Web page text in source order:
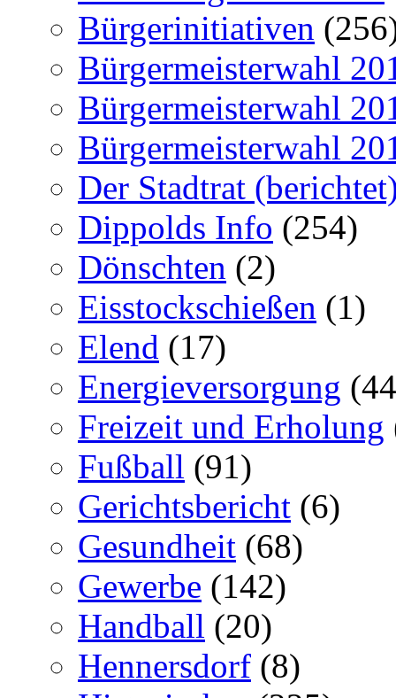
Bürgerinitiativen
Bürgermeisterwahl
Bürgermeisterwahl
Bürgermeisterwahl
Der Stadtrat
Dippolds Info (254)
Dönschten (2)
Eisstockschießen (1)
Elend (17)
Energieversorgung
Freizeit und Erholung
Fußball (91)
Gerichtsbericht (6)
Gesundheit (68)
Gewerbe (142)
Handball (20)
Hennersdorf (8)